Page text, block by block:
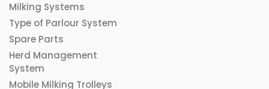
Milking Systems
Type of Parlour System
Spare Parts
Herd Management
System
Mobile Milking Trolleys